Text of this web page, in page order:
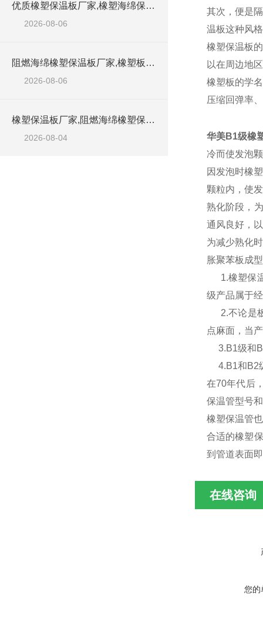
优质橡塑保温板厂家,橡塑海绵保温材料供货商
2026-08-06
阻燃海绵橡塑保温板厂家,橡塑板厂家销售点
2026-08-06
橡塑保温板厂家,阻燃海绵橡塑保温板厂家出售
2026-08-04
其次，便是
温板这种风
橡塑保温板
以在周边地
橡塑板的学
压缩回弹率
华美B1级橡
冷而使发泡
因发泡时橡
颗粒内，使
熟化阶段，
通风良好，
为减少熟化
胀聚苯板成
1.橡塑保温
级产品属于
2.不论是板
点麻面，当
3.B1级和
4.B1和B2
在70年代后
保温管型号
橡塑保温管
合适的橡塑
到管道表面
在线咨询
您的